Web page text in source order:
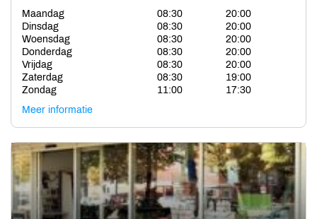
Maandag
08:30
20:00
Dinsdag
08:30
20:00
Woensdag
08:30
20:00
Donderdag
08:30
20:00
Vrijdag
08:30
20:00
Zaterdag
08:30
19:00
Zondag
11:00
17:30
Meer informatie